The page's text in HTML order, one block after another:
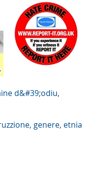
d&#39;odiu,
genere, etnia